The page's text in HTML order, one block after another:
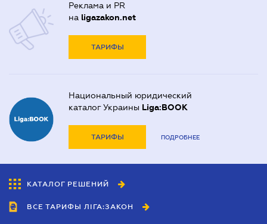
Реклама и PR
на ligazakon.net
ТАРИФЫ
Национальный юридический
каталог Украины Liga:BOOK
ТАРИФЫ ПОДРОБНЕЕ
КАТАЛОГ РЕШЕНИЙ
ВСЕ ТАРИФЫ ЛІГА:ЗАКОН